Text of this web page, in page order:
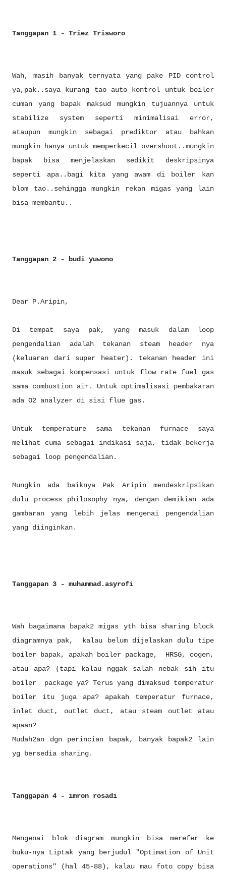
Tanggapan 1 - Triez Trisworo
Wah, masih banyak ternyata yang pake PID control
ya,pak..saya kurang tao auto kontrol untuk boiler
cuman yang bapak maksud mungkin tujuannya untuk
stabilize system seperti minimalisai error,
ataupun mungkin sebagai prediktor atau bahkan
mungkin hanya untuk memperkecil overshoot..mungkin
bapak bisa menjelaskan sedikit deskripsinya
seperti apa..bagi kita yang awam di boiler kan
blom tao..sehingga mungkin rekan migas yang lain
bisa membantu..
Tanggapan 2 - budi yuwono
Dear P.Aripin,
Di tempat saya pak, yang masuk dalam loop
pengendalian adalah tekanan steam header nya
(keluaran dari super heater). tekanan header ini
masuk sebagai kompensasi untuk flow rate fuel gas
sama combustion air. Untuk optimalisasi pembakaran
ada O2 analyzer di sisi flue gas.
Untuk temperature sama tekanan furnace saya
melihat cuma sebagai indikasi saja, tidak bekerja
sebagai loop pengendalian.
Mungkin ada baiknya Pak Aripin mendeskripsikan
dulu process philosophy nya, dengan demikian ada
gambaran yang lebih jelas mengenai pengendalian
yang diinginkan.
Tanggapan 3 - muhammad.asyrofi
Wah bagaimana bapak2 migas yth bisa sharing block
diagramnya pak, kalau belum dijelaskan dulu tipe
boiler bapak, apakah boiler package, HRSG, cogen,
atau apa? (tapi kalau nggak salah nebak sih itu
boiler package ya? Terus yang dimaksud temperatur
boiler itu juga apa? apakah temperatur furnace,
inlet duct, outlet duct, atau steam outlet atau
apaan?
Mudah2an dgn perincian bapak, banyak bapak2 lain
yg bersedia sharing.
Tanggapan 4 - imron rosadi
Mengenai blok diagram mungkin bisa merefer ke
buku-nya Liptak yang berjudul "Optimation of Unit
operations" (hal 45-88), kalau mau foto copy bisa